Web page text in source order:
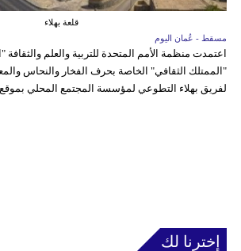
قلعة بهلاء
مسقط - عُمان اليوم
اعتمدت منظمة الأمم المتحدة للتربية والعلم والثقافة
"الممتلك الثقافي" الخاصة بحرف الفخار والنحاس
لفريق بهلاء التطوعي لمؤسسة المجتمع المحلي بموقع
إخترنا لك